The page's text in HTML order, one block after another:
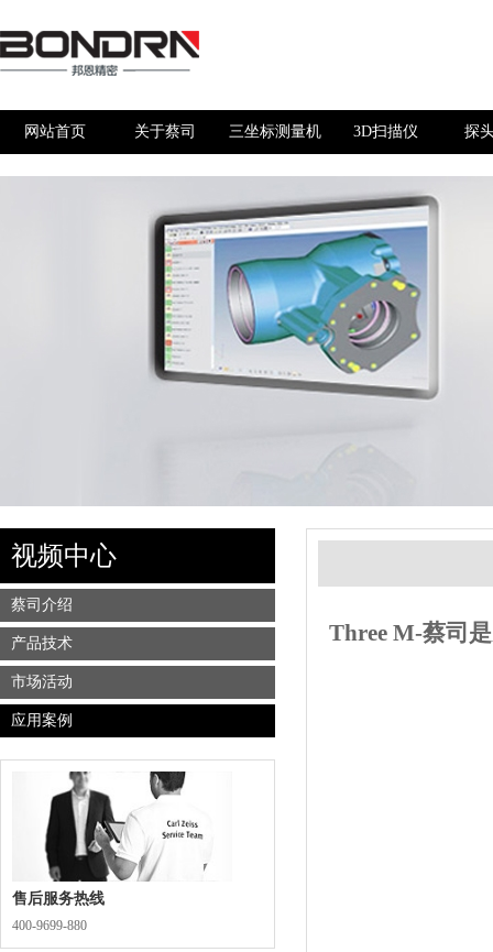
网站首页 关于蔡司 三坐标测量机 3D扫描仪 探
Three M-蔡司
视频中心
蔡司介绍
产品技术
市场活动
应用案例
售后服务热线
400-9699-880